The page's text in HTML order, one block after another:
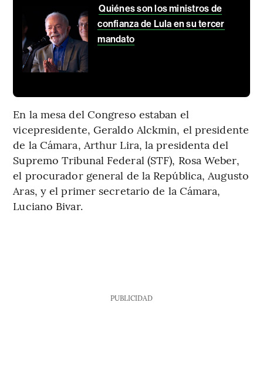
Quiénes son los ministros de
confianza de Lula en su tercer
mandato
En la mesa del Congreso estaban el
vicepresidente, Geraldo Alckmin, el presidente
de la Cámara, Arthur Lira, la presidenta del
Supremo Tribunal Federal (STF), Rosa Weber,
el procurador general de la República, Augusto
Aras, y el primer secretario de la Cámara,
Luciano Bivar.
PUBLICIDAD